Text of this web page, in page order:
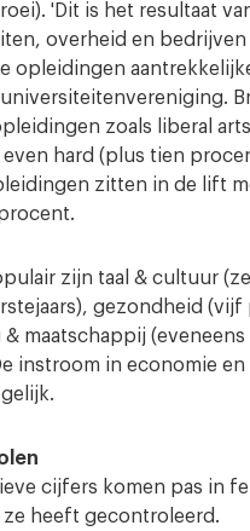
'Dit is het resultaat
overheid en bedrijven
opleidingen
zoals liberal
even hard (plus tien
zitten in de lift
zijn taal & cultuur
gezondheid
& maatschappij
instroom in economie
cijfers komen pas in
ze heeft gecontroleerd.